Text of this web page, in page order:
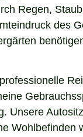
Regen,
des
Unsere